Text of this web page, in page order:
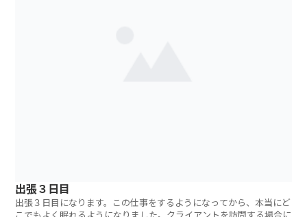
出張３日目
出張３日目になります。この仕事をするようになってから、本当にど